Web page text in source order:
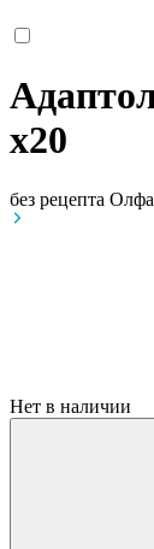
x20
без рецепта
Нет в наличии